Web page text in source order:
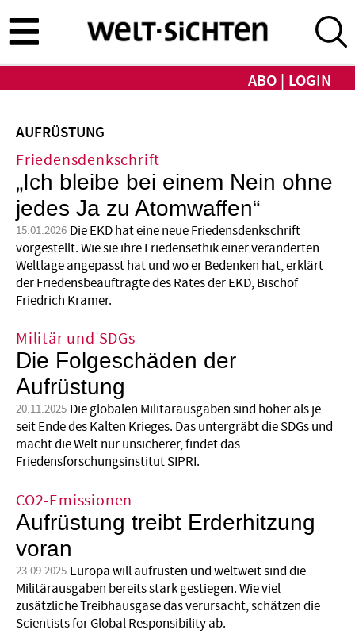
zum
Inhalt
ABO LOGIN
AUFRÜSTUNG
Friedensdenkschrift
„Ich bleibe bei einem Nein ohne
jedes Ja zu Atomwaffen“
15.01.2026 Die EKD hat eine neue Friedensdenkschrift
vorgestellt. Wie sie ihre Friedensethik einer veränderten
Weltlage angepasst hat und wo er Bedenken hat, erklärt
der Friedensbeauftragte des Rates der EKD, Bischof
Friedrich Kramer.
Militär und SDGs
Die Folgeschäden der
Aufrüstung
20.11.2025 Die globalen Militärausgaben sind höher als je
seit Ende des Kalten Krieges. Das untergräbt die SDGs und
macht die Welt nur unsicherer, findet das
Friedensforschungsinstitut SIPRI.
CO2-Emissionen
Aufrüstung treibt Erderhitzung
voran
23.09.2025 Europa will aufrüsten und weltweit sind die
Militärausgaben bereits stark gestiegen. Wie viel
zusätzliche Treibhausgase das verursacht, schätzen die
Scientists for Global Responsibility ab.